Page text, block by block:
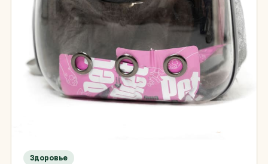
Здоровье